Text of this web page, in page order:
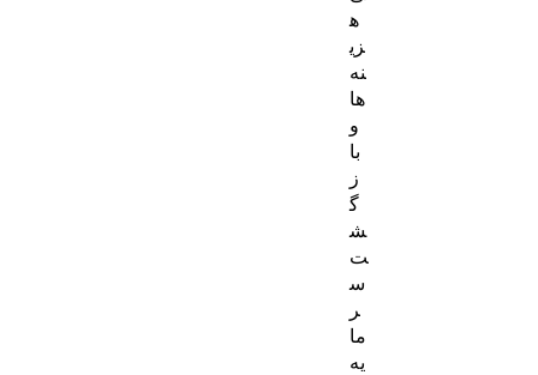
ه
زی
نه‌
ها
و
با
ز
گ
ش
ت
س
ر
ما
یه